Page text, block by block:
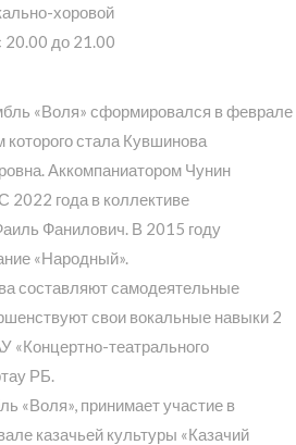
хоровой
20.00 до 21.00
«Воля» сформировался в феврале
которого стала Кувшинова
Аккомпаниатором Чунин
2022 года в коллективе
Фанилович. В 2015 году
«Народный».
составляют самодеятельные
свои вокальные навыки 2
«Концертно-театрального
РБ.
«Воля», принимает участие в
казачьей культуры «Казачий